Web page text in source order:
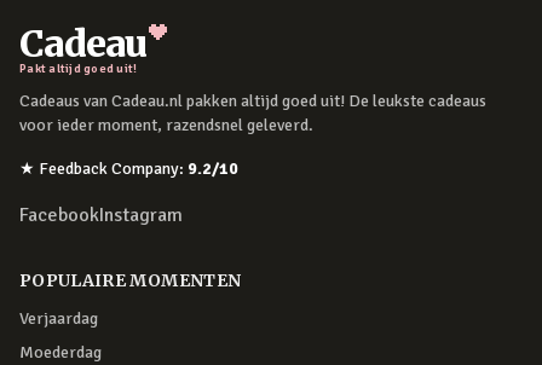
Cadeau
Pakt altijd goed uit!
Cadeaus van Cadeau.nl pakken altijd goed uit! De leukste cadeaus
voor ieder moment, razendsnel geleverd.
★ Feedback Company: 9.2/10
FacebookInstagram
POPULAIRE MOMENTEN
Verjaardag
Moederdag